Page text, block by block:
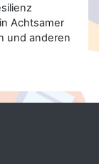
Achtsamer
und anderen